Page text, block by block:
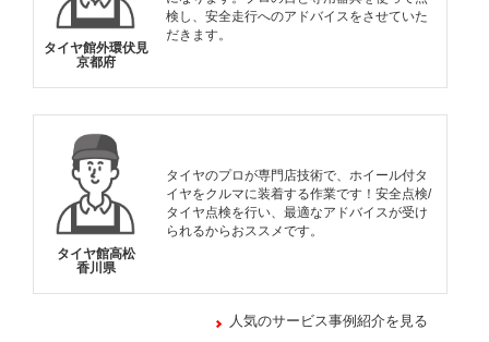
タイヤ館外環伏見
京都府
検し、安全走行へのアドバイスをさせていた
だきます。
タイヤ館高松
香川県
タイヤのプロが専門店技術で、ホイール付タ
イヤをクルマに装着する作業です！安全点検/
タイヤ点検を行い、最適なアドバイスが受け
られるからおススメです。
人気のサービス事例紹介を見る